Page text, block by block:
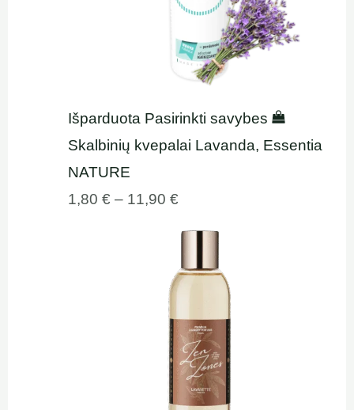
Išparduota Pasirinkti savybes
Skalbinių kvepalai Lavanda, Essentia
NATURE
1,80€ – 11,90€